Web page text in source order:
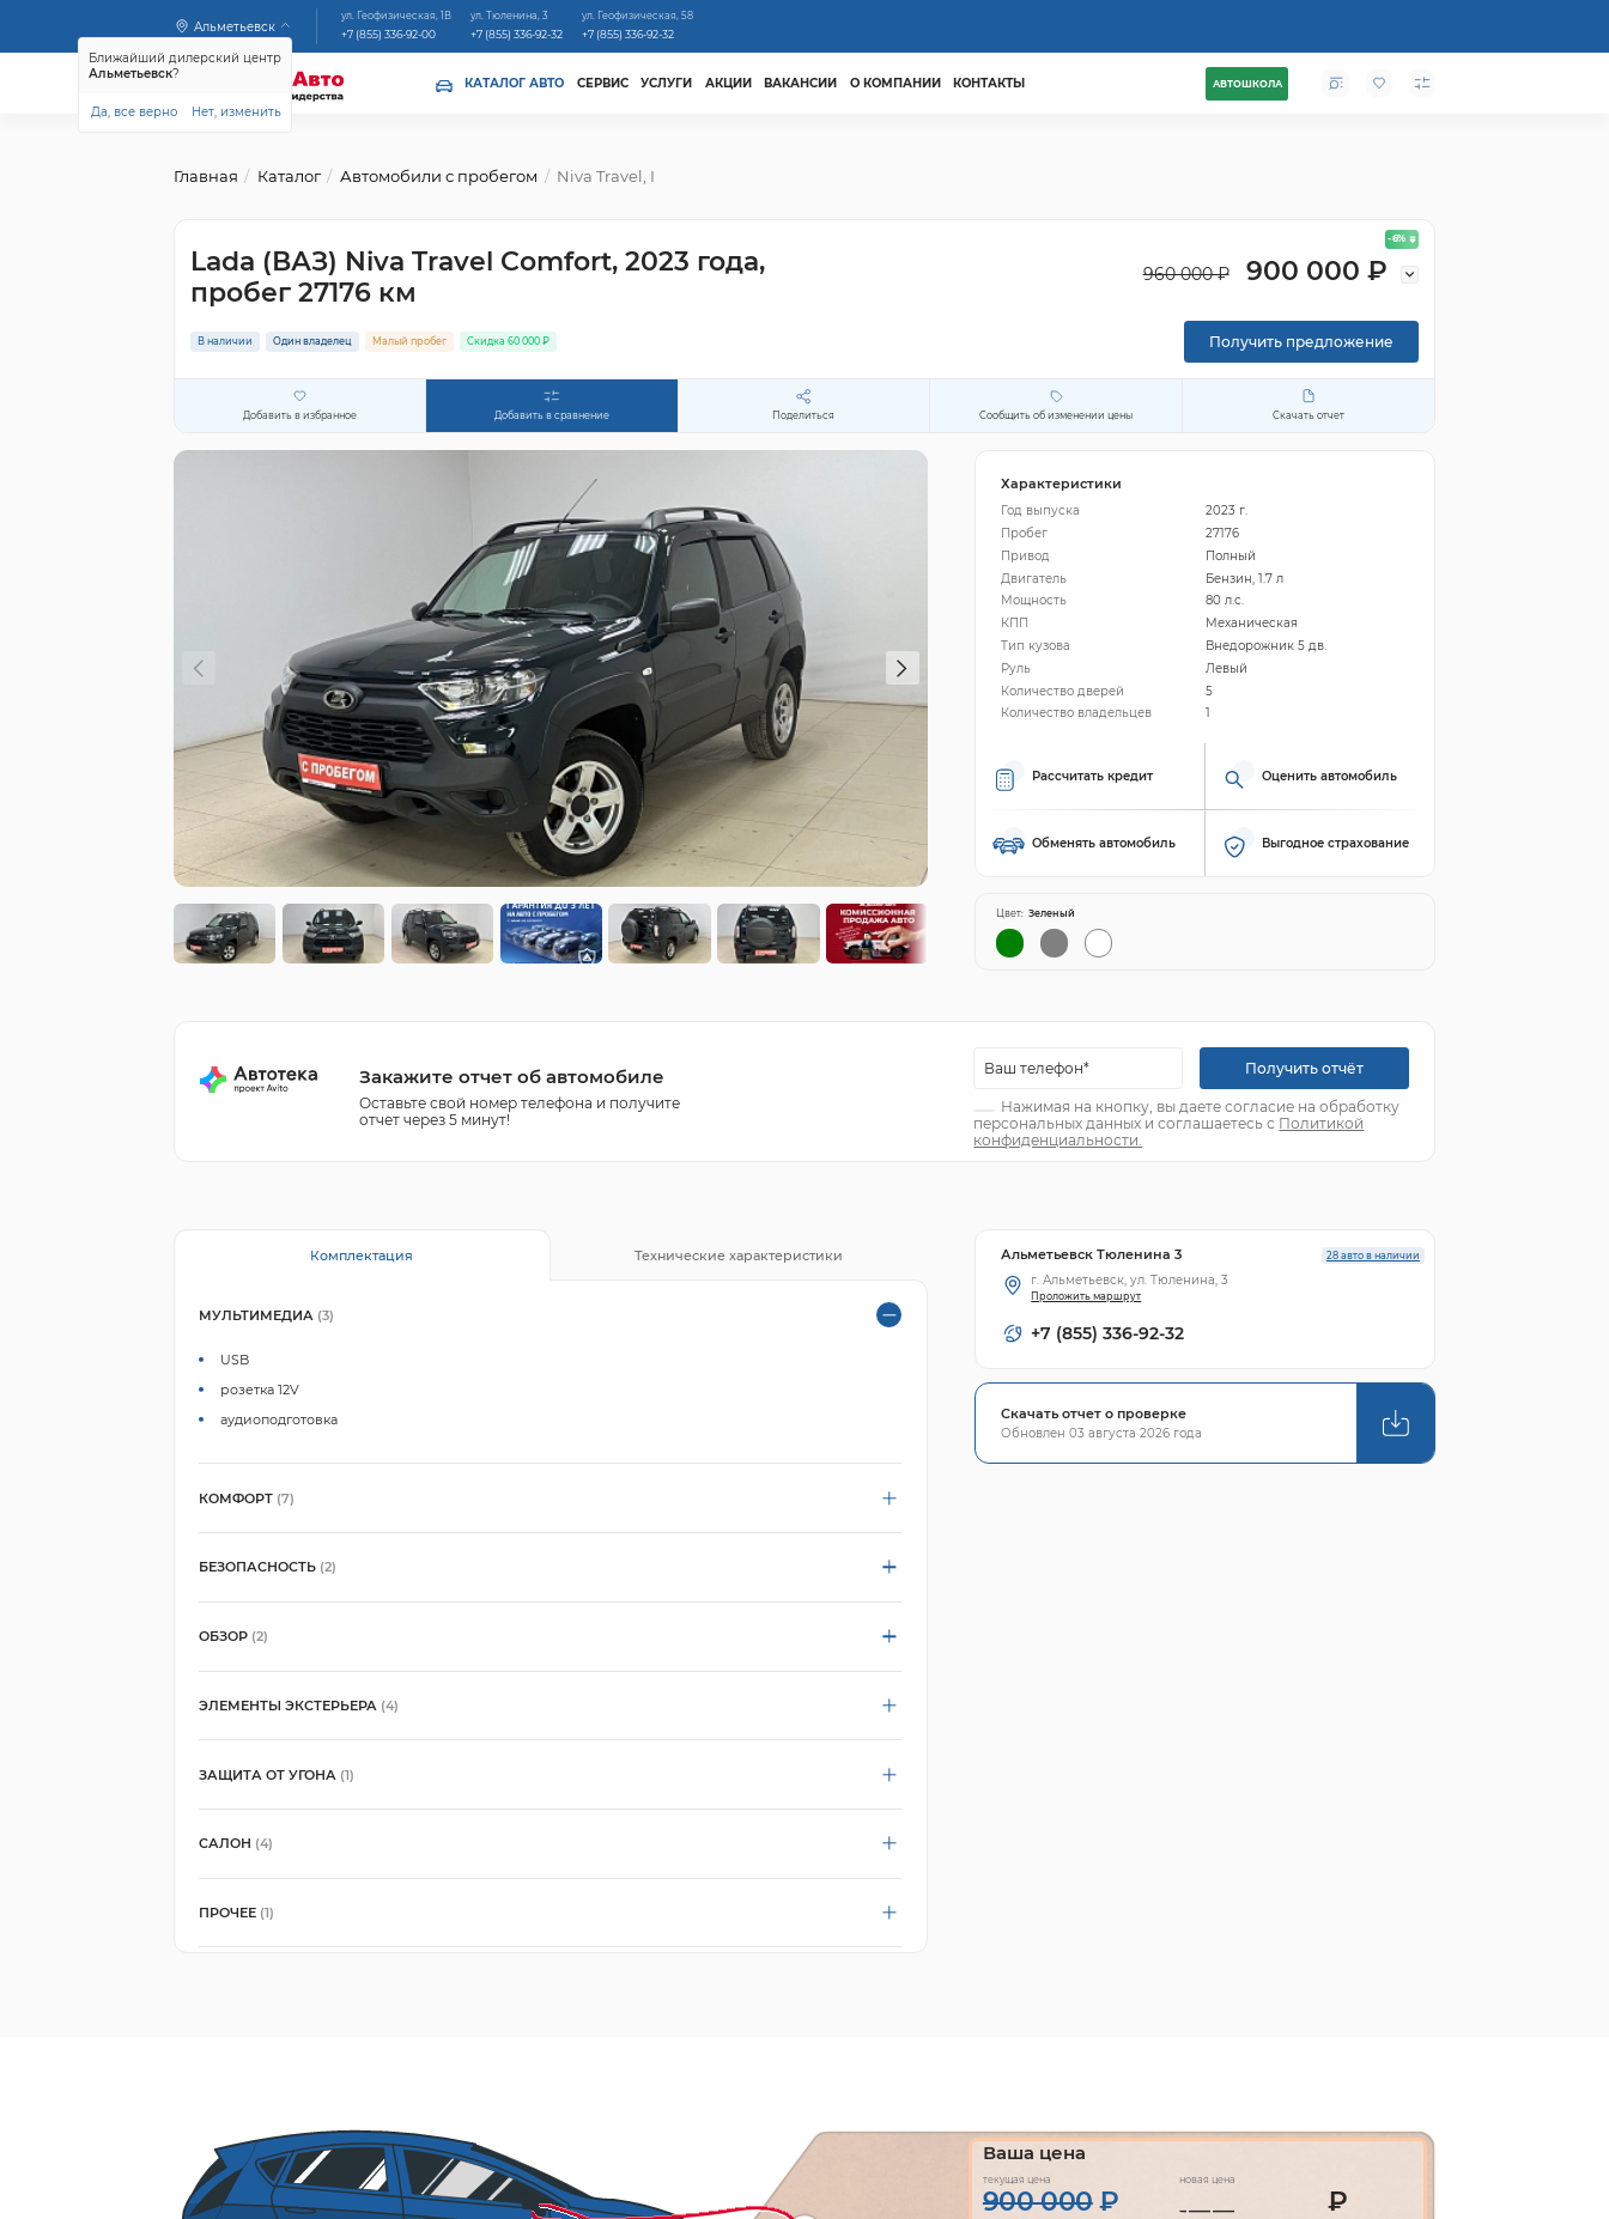
Альметьевск
Ближайший дилерский центр
Альметьевск?
Да, все верно Нет, изменить
ул. Геофизическая, 1В
+7 (855) 336-92-00
ул. Тюленина, 3
+7 (855) 336-92-32
ул. Геофизическая, 58
+7 (855) 336-92-32
КАТАЛОГ АВТО СЕРВИС УСЛУГИ АКЦИИ ВАКАНСИИ О КОМПАНИИ КОНТАКТЫ АВТОШКОЛА
Главная Каталог Автомобили с пробегом Niva Travel, I
Lada (ВАЗ) Niva Travel Comfort, 2023 года,
пробег 27176 км
- 6%
960 000 ₽ 900 000 ₽
В наличии Один владелец Малый пробег Скидка 60 000 ₽ Получить предложение
Добавить в избранное Добавить в сравнение Поделиться Сообщить об изменении цены Скачать отчет
Характеристики
Год выпуска
2023 г.
Пробег
27176
Привод
Полный
Двигатель
Бензин, 1.7 л
Мощность
80 л.с.
КПП
Механическая
Тип кузова
Внедорожник 5 дв.
Руль
Левый
Количество дверей
5
Количество владельцев
Рассчитать кредит Оценить автомобиль
Обменять автомобиль Выгодное страхование
Цвет: Зеленый
Закажите отчет об автомобиле
Оставьте свой номер телефона и получите
отчет через 5 минут!
Получить отчёт
Нажимая на кнопку, вы даете согласие на обработку
персональных данных и соглашаетесь с Политикой
конфиденциальности.
Комплектация Технические характеристики
МУЛЬТИМЕДИА (3)
USB
розетка 12V
аудиоподготовка
КОМФОРТ (7)
БЕЗОПАСНОСТЬ (2)
ОБЗОР (2)
ЭЛЕМЕНТЫ ЭКСТЕРЬЕРА (4)
ЗАЩИТА ОТ УГОНА (1)
САЛОН (4)
ПРОЧЕЕ (1)
28 авто в наличии
Альметьевск Тюленина 3
г. Альметьевск, ул. Тюленина, 3
Проложить маршрут
+7 (855) 336-92-32
Скачать отчет о проверке
Обновлен 03 августа 2026 года
Ваша цена
текущая цена
900 000₽
новая цена
₽